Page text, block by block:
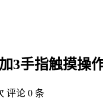
3手指触摸操
评论 0 条